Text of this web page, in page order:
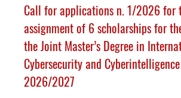
Call for applications n. 1/2026 for
assignment of 6 scholarships for
the Joint Master’s Degree in
Cybersecurity and
2026/2027